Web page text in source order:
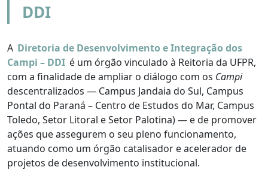
DDI
A Diretoria de Desenvolvimento e Integração dos
Campi – DDI é um órgão vinculado à Reitoria da UFPR,
com a finalidade de ampliar o diálogo com os Campi
descentralizados — Campus Jandaia do Sul, Campus
Pontal do Paraná – Centro de Estudos do Mar, Campus
Toledo, Setor Litoral e Setor Palotina) — e de promover
ações que assegurem o seu pleno funcionamento,
atuando como um órgão catalisador e acelerador de
projetos de desenvolvimento institucional.